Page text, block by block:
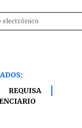
REQUISA